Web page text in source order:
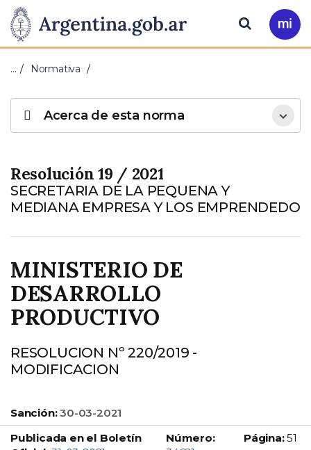
Presidencia
de
Nación
Pasar al contenido principal
Ir
a
Buscar
… Normativa
Resolución 19 / 2021
SECRETARIA DE LA PEQUENA Y
MEDIANA EMPRESA Y LOS EMPRENDEDO
MINISTERIO DE
DESARROLLO
PRODUCTIVO
RESOLUCION Nº 220/2019 -
MODIFICACION
Sanción: 30-03-2021
Publicada en el Boletín
Número:
Página: 51
Acerca de esta norma